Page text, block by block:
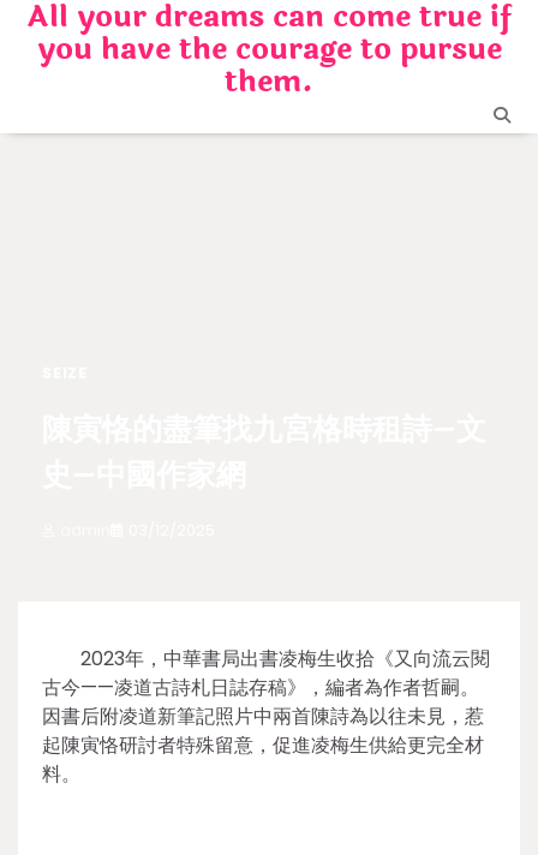
Skip
content
All your dreams can come true if
you have the courage to pursue
them.
2023年，中華書局出書凌梅生收拾《又向流云閱
古今——凌道古詩札日誌存稿》，編者為作者哲嗣。
因書后附凌道新筆記照片中兩首陳詩為以往未見，惹
起陳寅恪研討者特殊留意，促進凌梅生供給更完全材
料。